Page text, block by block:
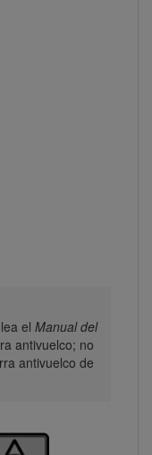
el Manual del
antivuelco; no
antivuelco de